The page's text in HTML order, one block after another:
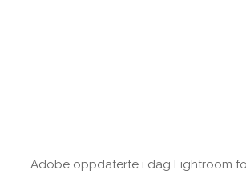
Adobe oppdaterte i dag Lightroom